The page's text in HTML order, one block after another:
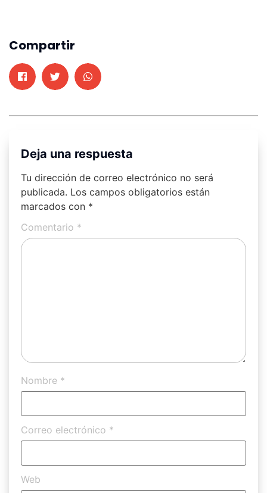
Compartir
Deja una respuesta
Tu dirección de correo electrónico no será
publicada. Los campos obligatorios están
marcados con *
Comentario *
Nombre *
Correo electrónico *
Web